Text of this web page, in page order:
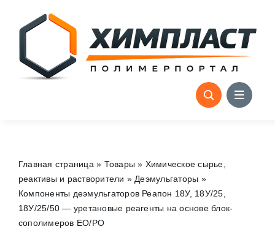
content
Главная страница » Товары » Химическое сырье,
реактивы и растворители » Деэмульгаторы »
Компоненты деэмульгаторов Реапон 18У, 18У/25,
18У/25/50 — уретановые реагенты на основе блок-
сополимеров EO/PO